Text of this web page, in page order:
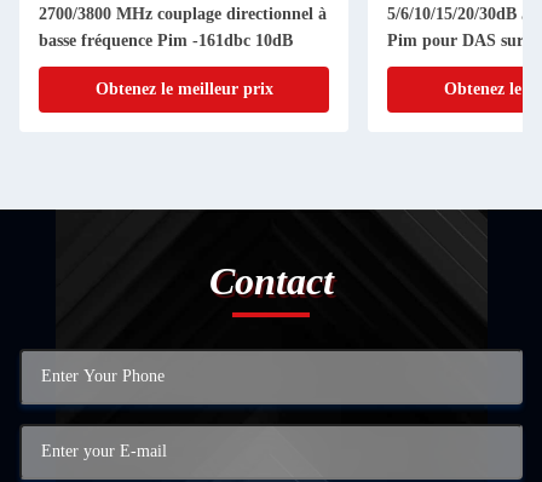
2700/3800 MHz couplage directionnel à
basse fréquence Pim -161dbc 10dB
Obtenez le meilleur prix
5/6/10/15/20/30dB
Pim pour DAS sur
Obtenez le
Contact